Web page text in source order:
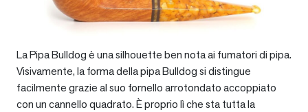
La Pipa Bulldog è una silhouette ben nota ai fumatori di pipa.
Visivamente, la forma della pipa Bulldog si distingue
facilmente grazie al suo fornello arrotondato accoppiato
con un cannello quadrato. È proprio lì che sta tutta la